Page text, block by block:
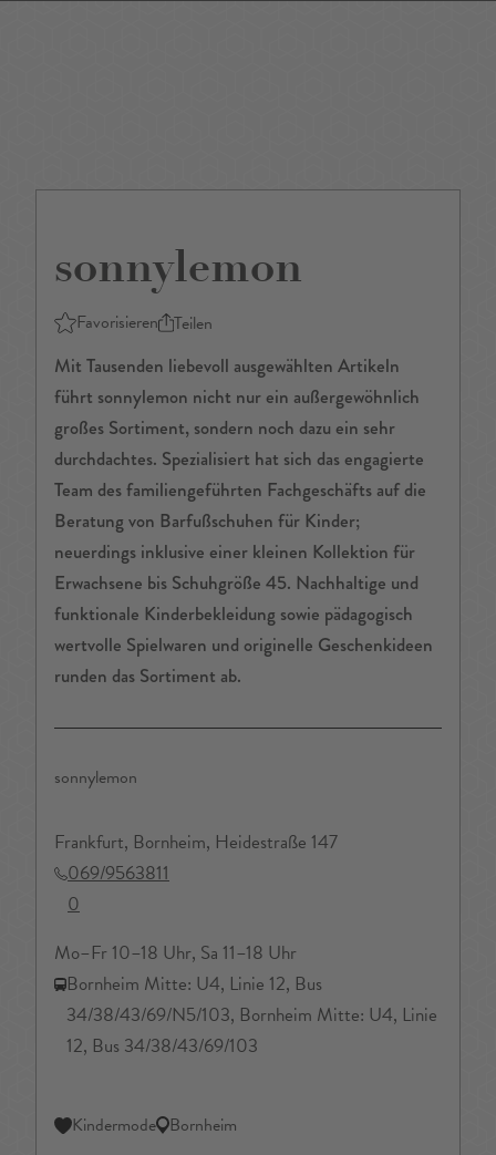
sonnylemon
Favorisieren Teilen
Mit Tausenden liebevoll ausgewählten Artikeln
führt sonnylemon nicht nur ein außergewöhnlich
großes Sortiment, sondern noch dazu ein sehr
durchdachtes. Spezialisiert hat sich das engagierte
Team des familiengeführten Fachgeschäfts auf die
Beratung von Barfußschuhen für Kinder;
neuerdings inklusive einer kleinen Kollektion für
Erwachsene bis Schuhgröße 45. Nachhaltige und
funktionale Kinderbekleidung sowie pädagogisch
wertvolle Spielwaren und originelle Geschenkideen
runden das Sortiment ab.
sonnylemon
Frankfurt, Bornheim, Heidestraße 147
069/9563811
0
Mo–Fr 10–18 Uhr, Sa 11–18 Uhr
Bornheim Mitte: U4, Linie 12, Bus
34/38/43/69/N5/103, Bornheim Mitte: U4, Linie
12, Bus 34/38/43/69/103
Kindermode Bornheim